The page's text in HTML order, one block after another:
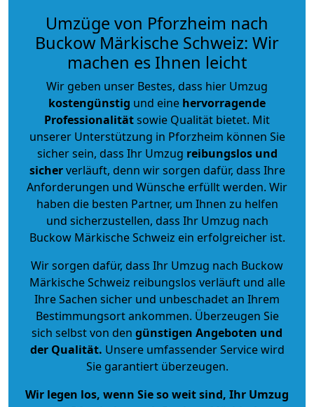
Umzüge von Pforzheim nach
Buckow Märkische Schweiz: Wir
machen es Ihnen leicht
Wir geben unser Bestes, dass hier Umzug
kostengünstig und eine hervorragende
Professionalitätsowie Qualität bietet. Mit
unserer Unterstützung in Pforzheim können Sie
sicher sein, dass Ihr Umzug reibungslos und
sicherverläuft, denn wir sorgen dafür, dass Ihre
Anforderungen und Wünsche erfüllt werden. Wir
haben die besten Partner, um Ihnen zu helfen
und sicherzustellen, dass Ihr Umzug nach
Buckow Märkische Schweiz ein erfolgreicher ist.
Wir sorgen dafür, dass Ihr Umzug nach Buckow
Märkische Schweiz reibungslos verläuft und alle
Ihre Sachen sicher und unbeschadet an Ihrem
Bestimmungsort ankommen. Überzeugen Sie
sich selbst von den günstigen Angeboten und
der Qualität. Unsere umfassender Service wird
Sie garantiert überzeugen.
Wir legen los, wenn Sie so weit sind, Ihr Umzug